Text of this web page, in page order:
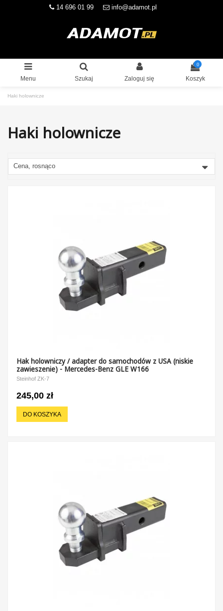
14 696 01 99 info@adamot.pl
Menu Szukaj Zaloguj się
0
Koszyk
Haki holownicze
Haki holownicze
Cena, rosnąco
Hak holowniczy / adapter do samochodów z USA (niskie
zawieszenie) - Mercedes-Benz GLE W166
Steinhof ZK-7
245,00 zł
DO KOSZYKA